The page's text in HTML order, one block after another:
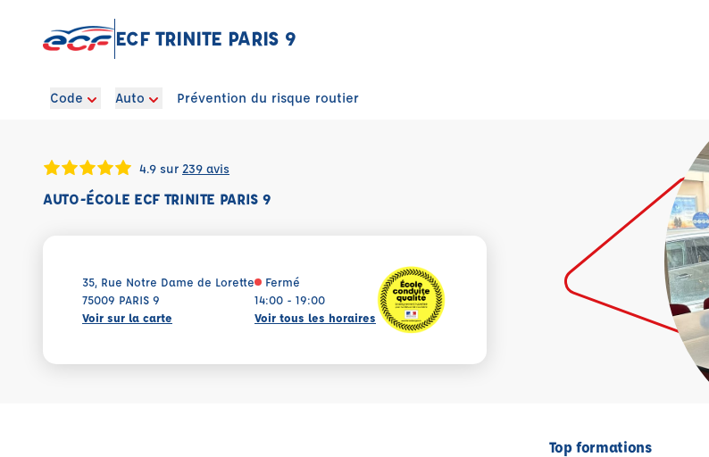
ECF TRINITE PARIS 9
Code Auto Prévention du risque routier
4.9 sur 239 avis
AUTO-ÉCOLE ECF TRINITE PARIS 9
35, Rue Notre Dame de Lorette
75009 PARIS 9
Voir sur la carte
Fermé
14:00 - 19:00
Voir tous les horaires
Top formations